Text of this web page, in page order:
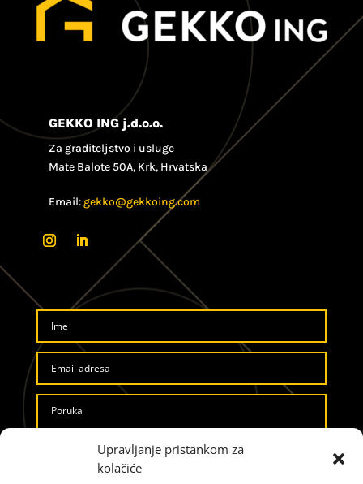
Upravljanje pristankom za
kolačiće
GEKKO ING j.d.o.o.
Za graditeljstvo i usluge
Mate Balote 50A, Krk, Hrvatska
Email:gekko@gekkoing.com